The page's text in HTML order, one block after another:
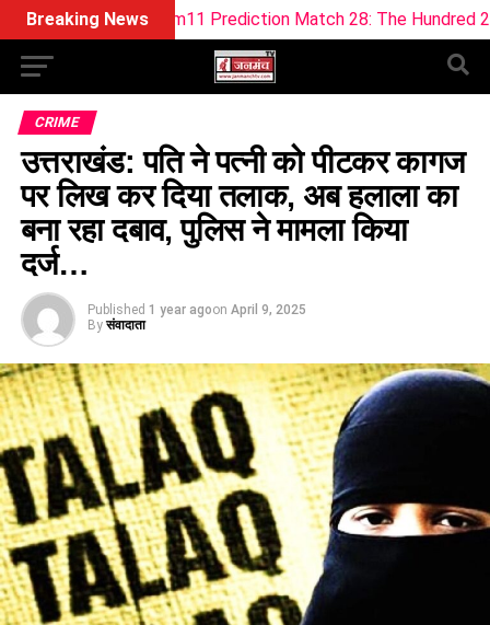
Breaking News
Dream11 Prediction Match 28: The Hundred 2026 (9 Aug)
CRIME
उत्तराखंड: पति ने पत्नी को पीटकर कागज
पर लिख कर दिया तलाक, अब हलाला का
बना रहा दबाव, पुलिस ने मामला किया
दर्ज…
Published 1 year agoon April 9, 2025
By संवादाता